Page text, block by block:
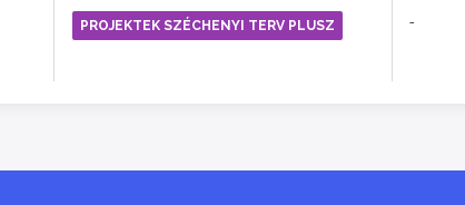
PROJEKTEK SZÉCHENYI TERV PLUSZ
-